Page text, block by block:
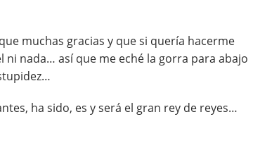
muchas gracias y que si quería hacerme
nada… así que me eché la gorra para abajo
ha sido, es y será el gran rey de reyes…